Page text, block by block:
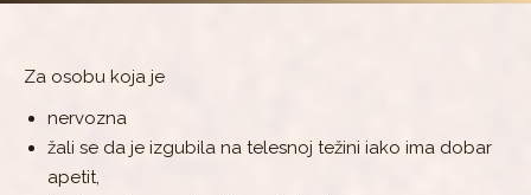
Za osobu koja je
nervozna
žali se da je izgubila na telesnoj težini iako ima dobar
apetit,